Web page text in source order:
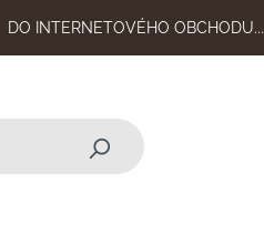
DO INTERNETOVÉHO OBCHODU...